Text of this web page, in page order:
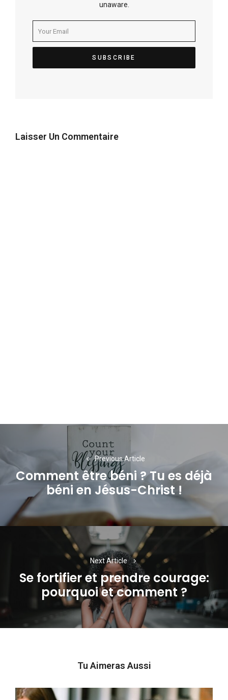
unaware.
Laisser Un Commentaire
de
l’article
Previous Article
Previous
post:
Comment être béni ? Tu es déjà
béni en Jésus-Christ !
Next Article
Next
post:
Se fortifier et prendre courage:
pourquoi et comment ?
Tu Aimeras Aussi